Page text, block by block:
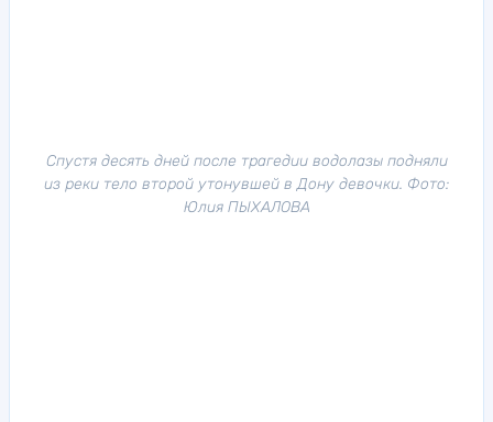
Спустя десять дней после трагедии водолазы подняли
из реки тело второй утонувшей в Дону девочки. Фото:
Юлия ПЫХАЛОВА